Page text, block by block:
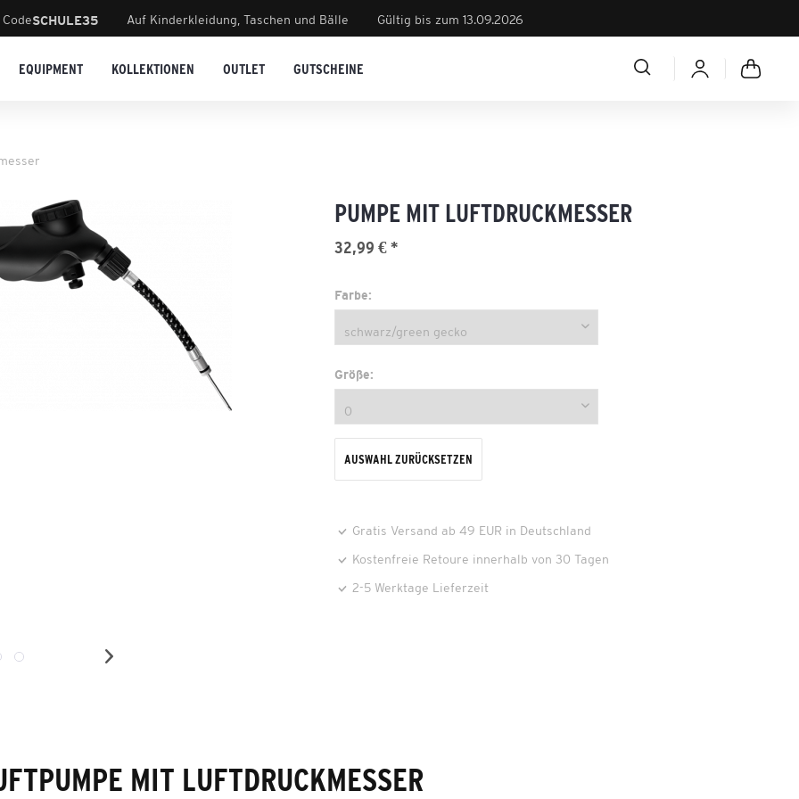
SCHULE35 Auf Kinderkleidung, Taschen und Bälle Gültig bis zum 13.09.2026
EQUIPMENT KOLLEKTIONEN OUTLET GUTSCHEINE
PUMPE MIT LUFTDRUCKMESSER
32,99 € *
Farbe:
Größe:
AUSWAHL ZURÜCKSETZEN
Gratis Versand ab 49 EUR in Deutschland
Kostenfreie Retoure innerhalb von 30 Tagen
2-5 Werktage Lieferzeit
MIT LUFTDRUCKMESSER